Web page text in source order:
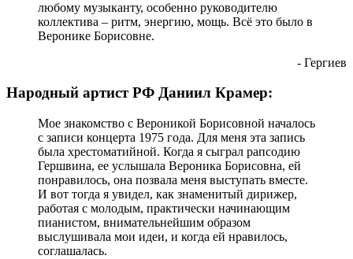
любому музыканту, особенно руководителю
коллектива – ритм, энергию, мощь. Всё это было в
Веронике Борисовне.
- Гергиев
Народный артист РФ Даниил Крамер:
Мое знакомство с Вероникой Борисовной началось
с записи концерта 1975 года. Для меня эта запись
была хрестоматийной. Когда я сыграл рапсодию
Гершвина, ее услышала Вероника Борисовна, ей
понравилось, она позвала меня выступать вместе.
И вот тогда я увидел, как знаменитый дирижер,
работая с молодым, практически начинающим
пианистом, внимательнейшим образом
выслушивала мои идеи, и когда ей нравилось,
соглашалась.